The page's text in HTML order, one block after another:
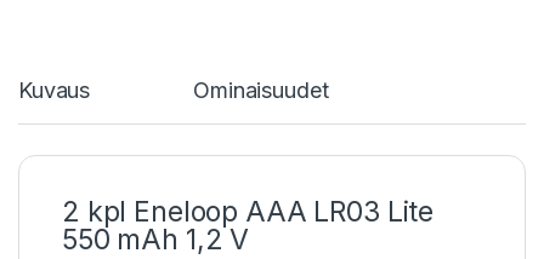
Kuvaus Ominaisuudet
2 kpl Eneloop AAA LR03 Lite
550 mAh 1,2 V